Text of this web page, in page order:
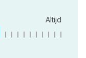
Altijd